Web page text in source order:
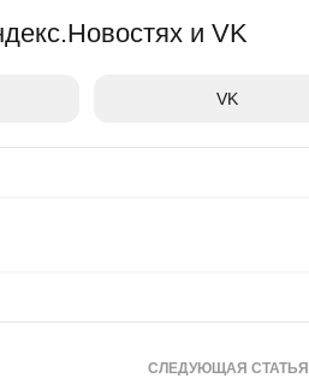
и VK
VK
СЛЕДУЮЩАЯ СТАТЬЯ